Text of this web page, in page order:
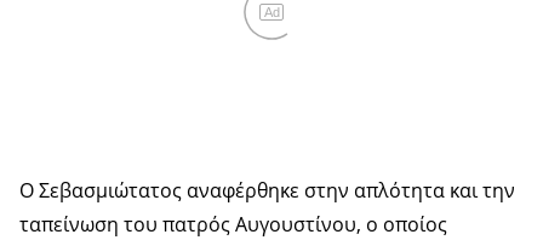
Ad
Ο Σεβασμιώτατος αναφέρθηκε στην απλότητα και την
ταπείνωση του πατρός Αυγουστίνου, ο οποίος